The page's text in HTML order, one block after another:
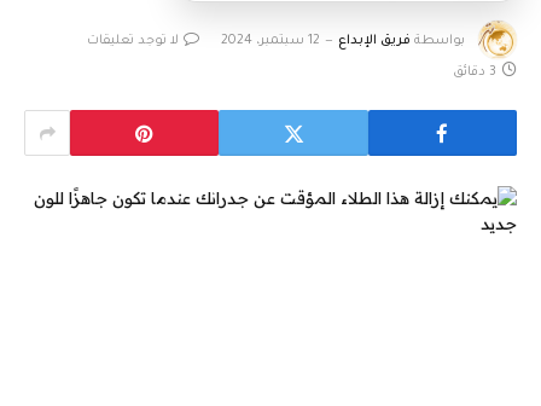
بواسطة فريق الإبداع 12 سبتمبر، 2024 لا توجد تعليقات
3 دقائق